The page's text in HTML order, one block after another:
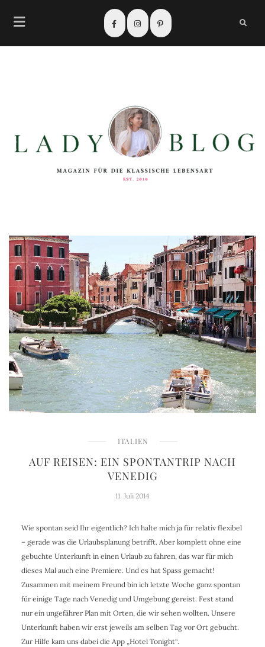
ITALIEN
AUF REISEN: EIN SPONTANTRIP NACH
VENEDIG
11. Juli 2014
Wie spontan seid Ihr eigentlich? Ich halte mich ja für relativ flexibel
– gerade was die Urlaubsplanung betrifft. Aber komplett ohne eine
gebuchte Unterkunft in einen Urlaub zu fahren, das war für mich
dieses Mal auch eine Premiere. Und es hat Spass gemacht!
Zusammen mit meinem Freund bin ich letzte Woche ganz spontan
für einige Tage nach Venedig und Umgebung gereist. Fest stand
nur ein ungefährer Plan mit Orten, die wir sehen wollten. Unsere
Unterkunft haben wir erst jeweils am selben Tag vor Ort gebucht.
Zur Hilfe kam uns dabei die App „Hotel Tonight“.